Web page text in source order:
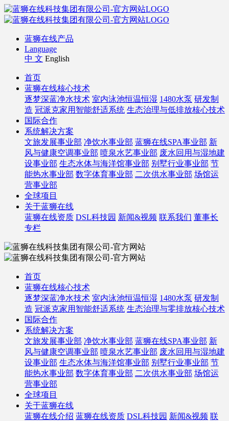
蓝狮在线产品
Language
中 文 English
首页
蓝狮在线核心技术
逐梦深蓝净水技术 室内泳池恒温恒湿 1480水泵 研发制
造 冠派克家用智能舒适系统 生态治理与低排放核心技术
国际合作
系统解决方案
文旅发展事业部 净饮水事业部 蓝狮在线SPA事业部 新
风与健康空调事业部 喷泉水艺事业部 废水回用与湿地建
设事业部 生态水体与海洋馆事业部 别墅行业事业部 节
能热水事业部 数字体育事业部 二次供水事业部 场馆运
营事业部
全球项目
关于蓝狮在线
蓝狮在线资质 DSL科技园 新闻&视频 联系我们 董事长
专栏
首页
蓝狮在线核心技术
逐梦深蓝净水技术 室内泳池恒温恒湿 1480水泵 研发制
造 冠派克家用智能舒适系统 生态治理与零排放核心技术
国际合作
系统解决方案
文旅发展事业部 净饮水事业部 蓝狮在线SPA事业部 新
风与健康空调事业部 喷泉水艺事业部 废水回用与湿地建
设事业部 生态水体与海洋馆事业部 别墅行业事业部 节
能热水事业部 数字体育事业部 二次供水事业部 场馆运
营事业部
全球项目
关于蓝狮在线
蓝狮在线介绍 蓝狮在线资质 DSL科技园 新闻&视频 联